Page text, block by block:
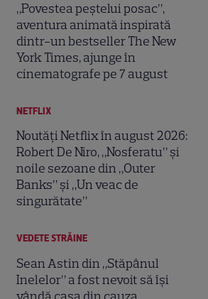
„Povestea peștelui posac”,
aventura animată inspirată
dintr-un bestseller The New
York Times, ajunge în
cinematografe pe 7 august
NETFLIX
Noutăți Netflix în august 2026:
Robert De Niro, „Nosferatu” și
noile sezoane din „Outer
Banks” și „Un veac de
singurătate”
VEDETE STRĂINE
Sean Astin din „Stăpânul
Inelelor” a fost nevoit să își